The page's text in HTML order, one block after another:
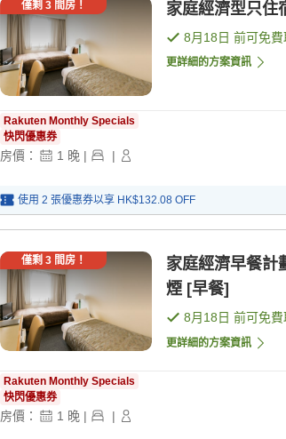
僅剩 3間房！
8月18日 前可免費
更詳細的方案資訊
Rakuten Monthly Specials
快閃優惠券
房價： 1 晚 | |
使用 2 張優惠券以享 HK$132.08 OFF
僅剩 3間房！
家庭經濟早餐計
煙 [早餐]
8月18日 前可免費
更詳細的方案資訊
Rakuten Monthly Specials
快閃優惠券
房價： 1 晚 | |